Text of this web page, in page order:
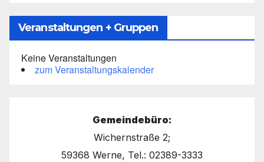
Veranstaltungen + Gruppen
Keine Veranstaltungen
zum Veranstaltungskalender
Gemeindebüro:
Wichernstraße 2;
59368 Werne, Tel.: 02389-3333